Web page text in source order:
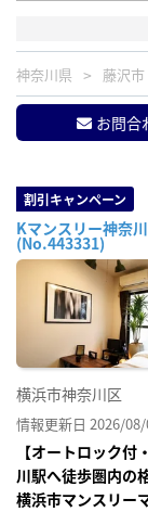
神奈川県 藤沢市
お問合
割引キャンペーン
Kマンスリー神奈
(No.443331)
横浜市神奈川区
情報更新日 2026/
【オートロック
川駅へ徒歩圏内の
横浜市マンスリー